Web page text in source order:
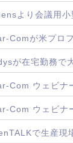
より会議用
Comが米プロ
が在宅勤務で
Com ウェビナ
Com ウェビナ
で生産現